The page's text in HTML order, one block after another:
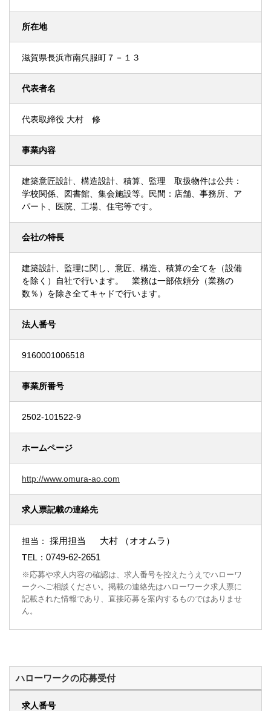
所在地
滋賀県長浜市南呉服町７－１３
代表者名
代表取締役 大村 修
事業内容
建築意匠設計、構造設計、積算、監理 取扱物件は公共：
学校関係、図書館、集会施設等。民間：店舗、事務所、ア
パート、医院、工場、住宅等です。
会社の特長
建築設計、監理に関し、意匠、構造、積算の全てを（設備
を除く）自社で行います。 業務は一部依頼分（業務の
数％）を除き全てキャドで行います。
法人番号
9160001006518
事業所番号
2502-101522-9
ホームページ
http://www.omura-ao.com
求人票記載の連絡先
担当： 採用担当 大村 （オオムラ）
TEL： 0749-62-2651
※応募や求人内容の確認は、求人番号を控えたうえでハローワ
ークへご相談ください。掲載の連絡先はハローワーク求人票に
記載された情報であり、直接応募を案内するものではありませ
ん。
ハローワークの応募受付
求人番号